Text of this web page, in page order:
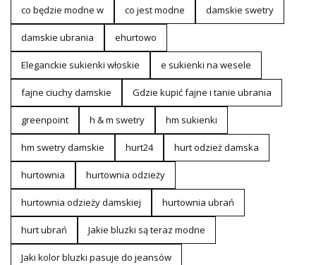
co będzie modne w co jest modne damskie swetry
damskie ubrania ehurtowo
Eleganckie sukienki włoskie e sukienki na wesele
fajne ciuchy damskie Gdzie kupić fajne i tanie ubrania
greenpoint h & m swetry hm sukienki
hm swetry damskie hurt24 hurt odzież damska
hurtownia hurtownia odzieży
hurtownia odzieży damskiej hurtownia ubrań
hurt ubrań Jakie bluzki są teraz modne
Jaki kolor bluzki pasuje do jeansów